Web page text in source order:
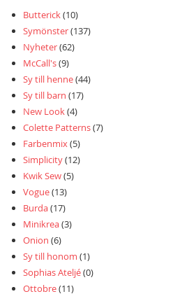
Butterick(10)
Symönster(137)
Nyheter(62)
McCall's(9)
Sy till henne(44)
Sy till barn (17)
New Look(4)
Colette Patterns(7)
Farbenmix(5)
Simplicity(12)
Kwik Sew(5)
Vogue(13)
Burda(17)
Minikrea(3)
Onion (6)
Sy till honom (1)
Sophias Ateljé(0)
Ottobre(11)